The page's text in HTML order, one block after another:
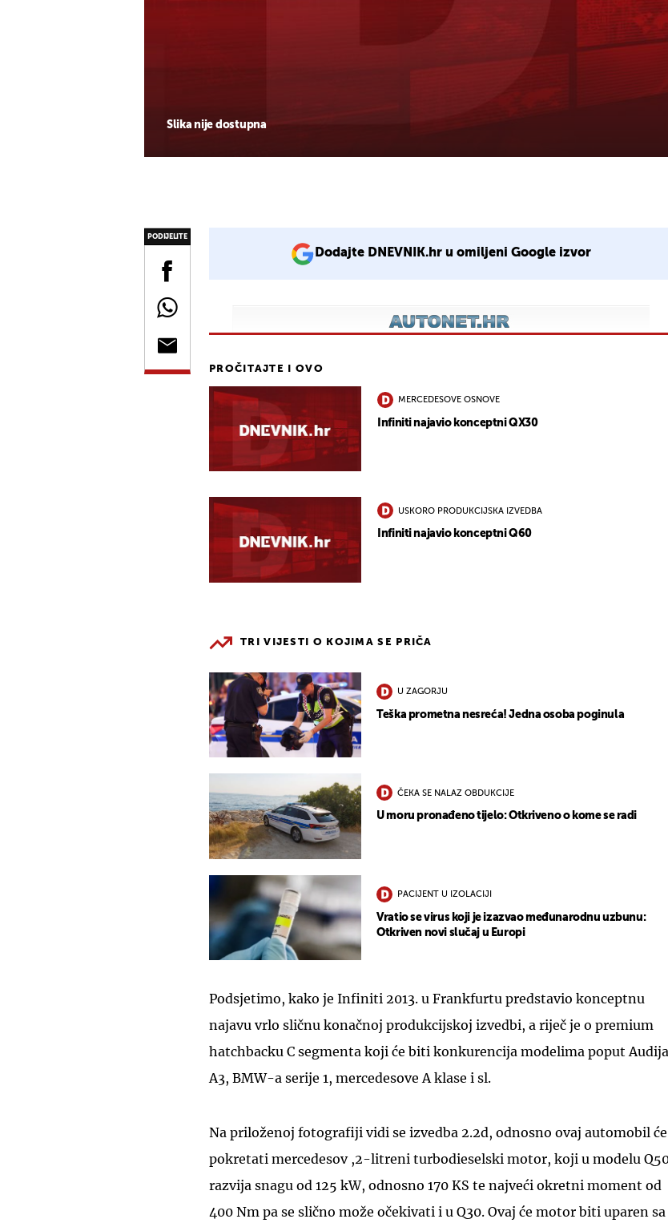
Slika nije dostupna
PODIJELITE
Dodajte DNEVNIK.hr u omiljeni Google izvor
PROČITAJTE I OVO
MERCEDESOVE OSNOVE
Infiniti najavio konceptni QX30
USKORO PRODUKCIJSKA IZVEDBA
Infiniti najavio konceptni Q60
TRI VIJESTI O KOJIMA SE PRIČA
U ZAGORJU
Teška prometna nesreća! Jedna osoba poginula
ČEKA SE NALAZ OBDUKCIJE
U moru pronađeno tijelo: Otkriveno o kome se radi
PACIJENT U IZOLACIJI
Vratio se virus koji je izazvao međunarodnu uzbunu:
Otkriven novi slučaj u Europi
Podsjetimo, kako je Infiniti 2013. u Frankfurtu predstavio konceptnu
najavu vrlo sličnu konačnoj produkcijskoj izvedbi, a riječ je o premium
hatchbacku C segmenta koji će biti konkurencija modelima poput Audija
A3, BMW-a serije 1, mercedesove A klase i sl.
Na priloženoj fotografiji vidi se izvedba 2.2d, odnosno ovaj automobil će
pokretati mercedesov ,2-litreni turbodieselski motor, koji u modelu
razvija snagu od 125 kW, odnosno 170 KS te najveći okretni moment od
400 Nm pa se slično može očekivati i u Q30. Ovaj će motor biti uparen sa